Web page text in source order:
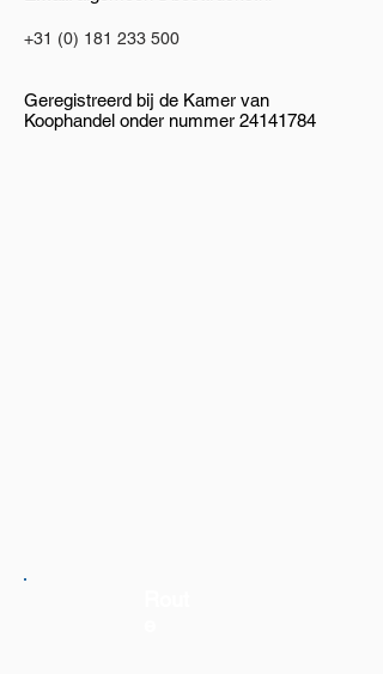
+31 (0) 181 233 500
Geregistreerd bij de Kamer van
Koophandel onder nummer 24141784